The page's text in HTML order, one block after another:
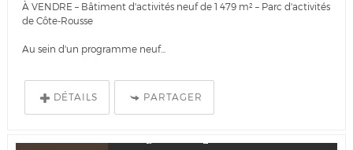
À VENDRE – Bâtiment d'activités neuf de 1 479 m² – Parc d'activités
de Côte-Rousse
Au sein d'un programme neuf...
DÉTAILS PARTAGER